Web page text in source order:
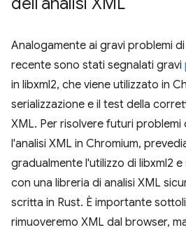
Analogamente ai gravi problemi
recente sono stati segnalati gravi
in libxml2, che viene utilizzato in
serializzazione e il test della
XML. Per risolvere futuri problemi
l'analisi XML in Chromium,
gradualmente l'utilizzo di libxml2
con una libreria di analisi XML
scritta in Rust. È importante
rimuoveremo XML dal browser,